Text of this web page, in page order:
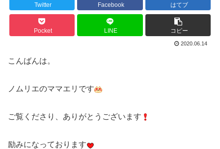
Twitter Facebook はてブ
Pocket LINE コピー
2020.06.14
こんばんは。
ノムリエのママエリです
ご覧くださり、ありがとうございます
励みになっております